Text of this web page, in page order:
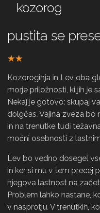
kozorog
pustita se
Kozoroginja in Lev oba
morje priložnosti, ki jih je
Nekaj je gotovo: skupaj
dolgčas. Vajina zveza bo
in na trenutke tudi
močni osebnosti z
Lev bo vedno dosegel
in ker si mu v tem precej
njegova lastnost na
Problem lahko nastane,
v nasprotju. V trenutkih,